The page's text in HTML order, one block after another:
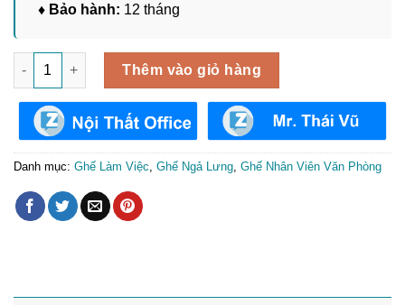
♦ Bảo hành: 12 tháng
Ghế Làm Việc Văn Phòng GLV_VP-90 số lượng
Thêm vào giỏ hàng
Danh mục: Ghế Làm Việc Ghế Ngả Lưng Ghế Nhân Viên Văn Phòng